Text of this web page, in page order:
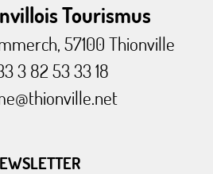
Tourismus
57100 Thionville
3 82 53 33 18